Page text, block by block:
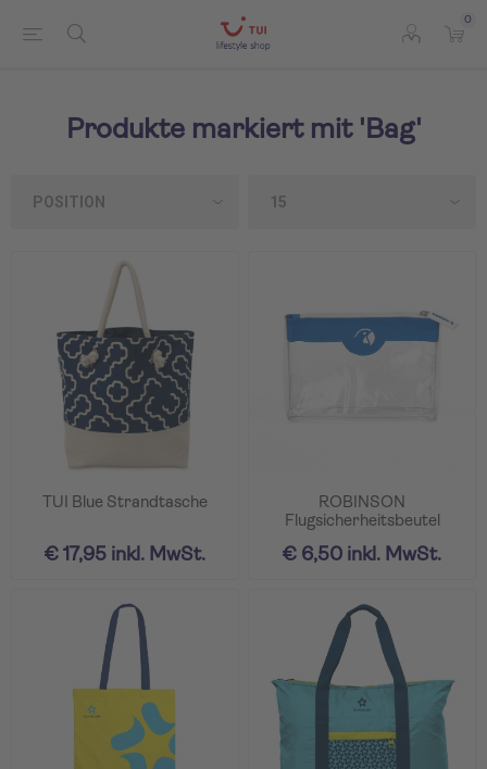
0
Produkte markiert mit 'Bag'
TUI Blue Strandtasche
€ 17,95 inkl. MwSt.
ROBINSON
Flugsicherheitsbeutel
€ 6,50 inkl. MwSt.